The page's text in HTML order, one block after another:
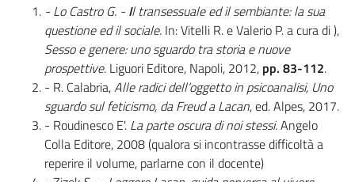
- Lo Castro G. - Il transessuale ed il sembiante: la sua
questione ed il sociale. In: Vitelli R. e Valerio P. a cura di ),
Sesso e genere: uno sguardo tra storia e nuove
prospettive. Liguori Editore, Napoli, 2012, pp. 83-112.
- R. Calabria,Alle radici dell’oggetto in psicoanalisi, Uno
sguardo sul feticismo, da Freud a Lacan, ed. Alpes, 2017.
- Roudinesco E'. La parte oscura di noi stessi.Angelo
Colla Editore, 2008 (qualora si incontrasse difficoltà a
reperire il volume, parlarne con il docente)